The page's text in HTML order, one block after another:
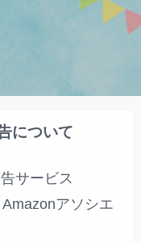
について
サービス
アソシエ